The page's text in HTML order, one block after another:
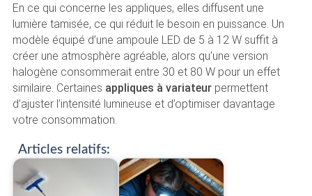
En ce qui concerne les appliques, elles diffusent une
lumière tamisée, ce qui réduit le besoin en puissance. Un
modèle équipé d’une ampoule LED de 5 à 12 W suffit à
créer une atmosphère agréable, alors qu’une version
halogène consommerait entre 30 et 80 W pour un effet
similaire. Certaines appliques à variateurpermettent
d’ajuster l’intensité lumineuse et d’optimiser davantage
votre consommation.
Articles relatifs: